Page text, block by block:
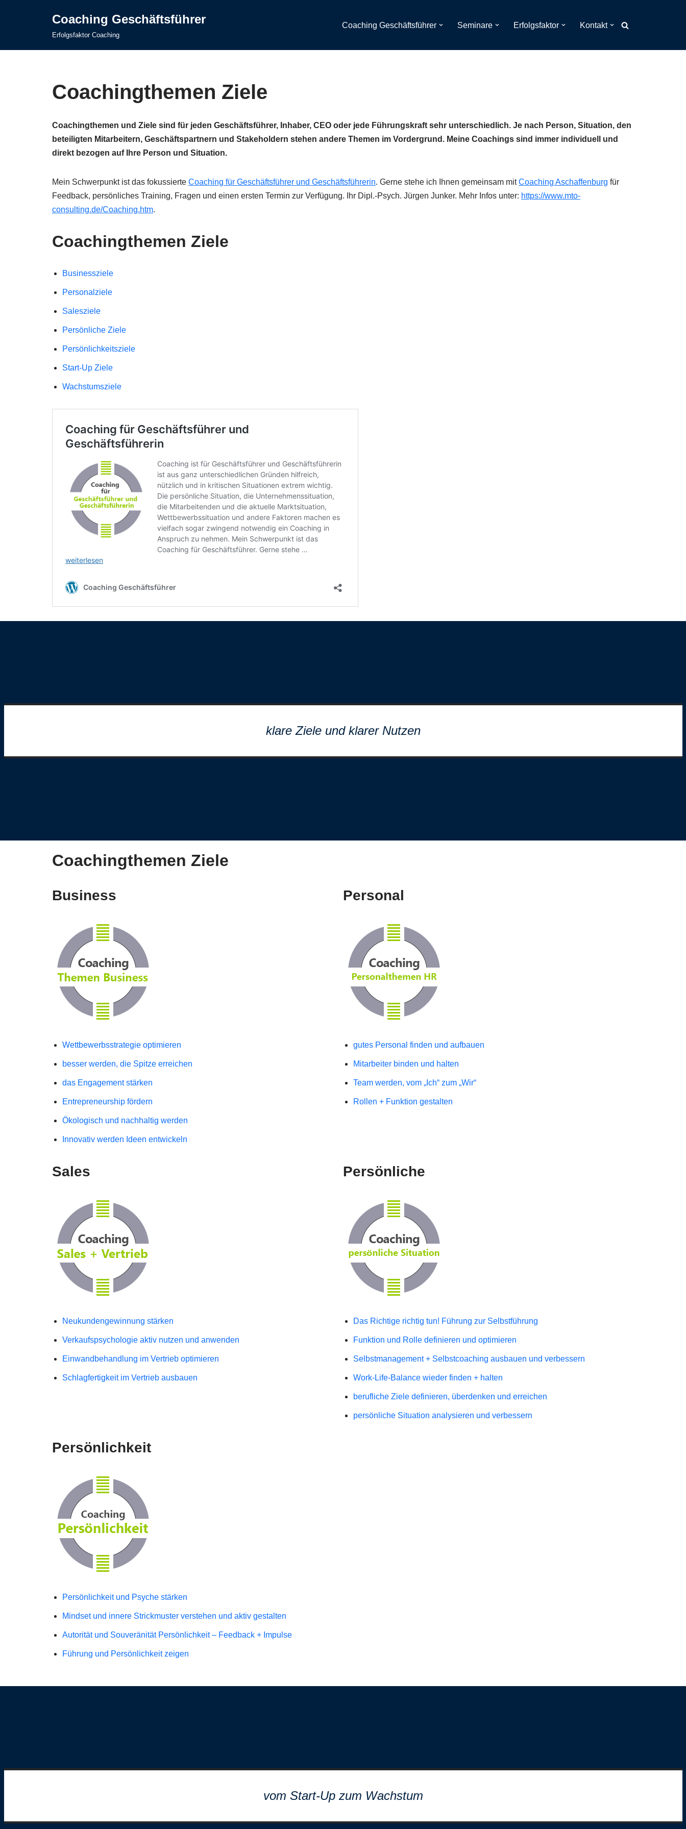
Coaching Geschäftsführer
Erfolgsfaktor Coaching
Coaching Geschäftsführer Seminare Erfolgsfaktor Kontakt
Coachingthemen Ziele
Coachingthemen und Ziele sind für jeden Geschäftsführer, Inhaber, CEO oder jede Führungskraft sehr unterschiedlich. Je nach Person, Situation, den
beteiligten Mitarbeitern, Geschäftspartnern und Stakeholdern stehen andere Themen im Vordergrund. Meine Coachings sind immer individuell und
direkt bezogen auf Ihre Person und Situation.
Mein Schwerpunkt ist das fokussierte Coaching für Geschäftsführer und Geschäftsführerin. Gerne stehe ich Ihnen gemeinsam mitCoaching Aschaffenburg für
Feedback, persönliches Training, Fragen und einen ersten Termin zur Verfügung. Ihr Dipl.-Psych. Jürgen Junker. Mehr Infos unter: https://www.mto-
consulting.de/Coaching.htm.
Coachingthemen Ziele
Businessziele
Personalziele
Salesziele
Persönliche Ziele
Persönlichkeitsziele
Start-Up Ziele
Wachstumsziele
klare Ziele und klarer Nutzen
Coachingthemen Ziele
Business
Wettbewerbsstrategie optimieren
besser werden, die Spitze erreichen
das Engagement stärken
Entrepreneurship fördern
Ökologisch und nachhaltig werden
Innovativ werden Ideen entwickeln
Personal
gutes Personal finden und aufbauen
Mitarbeiter binden und halten
Team werden, vom „Ich“ zum „Wir“
Rollen + Funktion gestalten
Sales
Neukundengewinnung stärken
Verkaufspsychologie aktiv nutzen und anwenden
Einwandbehandlung im Vertrieb optimieren
Schlagfertigkeit im Vertrieb ausbauen
Persönliche
Das Richtige richtig tun! Führung zur Selbstführung
Funktion und Rolle definieren und optimieren
Selbstmanagement + Selbstcoaching ausbauen und verbessern
Work-Life-Balance wieder finden + halten
berufliche Ziele definieren, überdenken und erreichen
persönliche Situation analysieren und verbessern
Persönlichkeit
Persönlichkeit und Psyche stärken
Mindset und innere Strickmuster verstehen und aktiv gestalten
Autorität und Souveränität Persönlichkeit – Feedback + Impulse
Führung und Persönlichkeit zeigen
vom Start-Up zum Wachstum